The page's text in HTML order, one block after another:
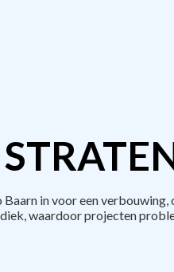
in voor een
waardoor projecten